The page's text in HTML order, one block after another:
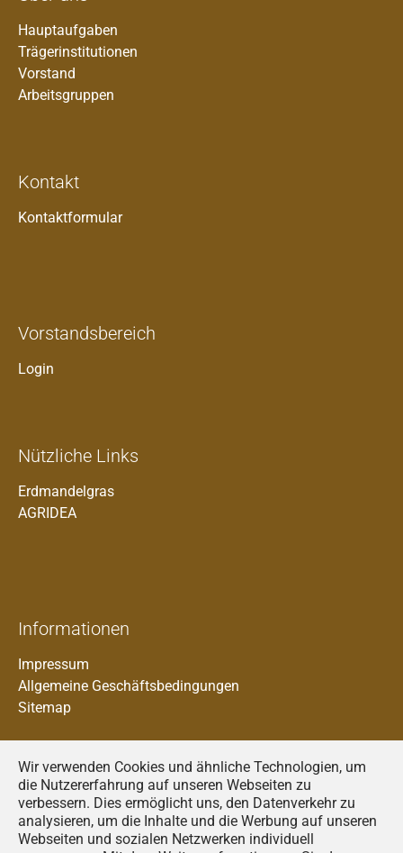
Wir verwenden Cookies und ähnliche Technologien, um
die Nutzererfahrung auf unseren Webseiten zu
verbessern. Dies ermöglicht uns, den Datenverkehr zu
analysieren, um die Inhalte und die Werbung auf unseren
Webseiten und sozialen Netzwerken individuell
Hauptaufgaben
Trägerinstitutionen
Vorstand
Arbeitsgruppen
Kontakt
Kontaktformular
Vorstandsbereich
Login
Nützliche Links
Erdmandelgras
AGRIDEA
Informationen
Impressum
Allgemeine Geschäftsbedingungen
Sitemap
Francais